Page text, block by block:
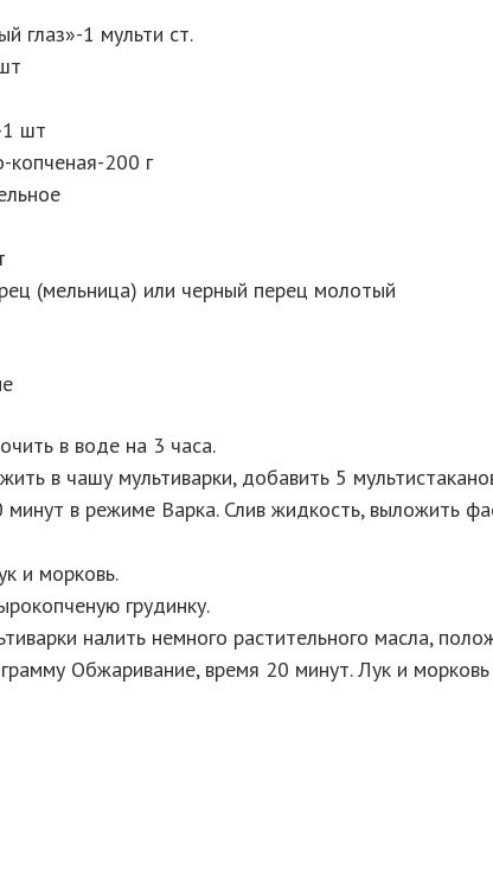
глаз»-1 мульти ст.
1 шт
копченая-200 г
(мельница) или черный перец молотый
в воде на 3 часа.
в чашу мультиварки, добавить 5
минут в режиме Варка. Слив жидкость, выложить
и морковь.
грудинку.
налить немного растительного масла,
Обжаривание, время 20 минут. Лук и